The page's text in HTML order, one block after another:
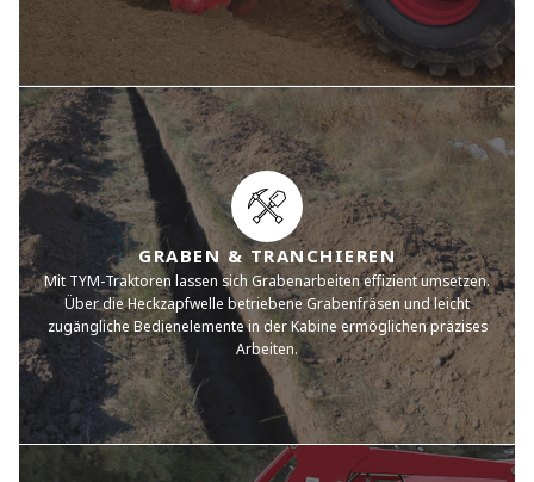
GRABEN & TRANCHIEREN
Mit TYM-Traktoren lassen sich Grabenarbeiten effizient umsetzen.
Über die Heckzapfwelle betriebene Grabenfräsen und leicht
zugängliche Bedienelemente in der Kabine ermöglichen präzises
Arbeiten.